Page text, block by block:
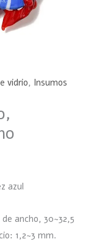
vidrio, Insumos
azul
ancho, 30~32,5
1,2~3 mm.